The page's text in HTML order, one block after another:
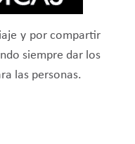
y por compartir
siempre dar los
las personas.